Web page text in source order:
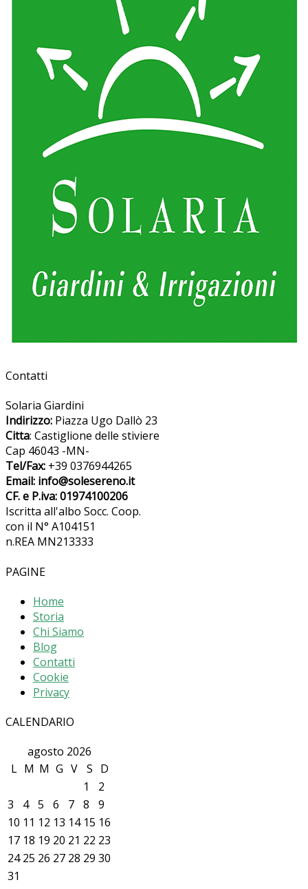
Contatti
Solaria Giardini
Indirizzo: Piazza Ugo Dallò 23
Citta: Castiglione delle stiviere
Cap 46043 -MN-
Tel/Fax: +39 0376944265
Email: info@solesereno.it
CF. e P.iva: 01974100206
Iscritta all'albo Socc. Coop.
con il N° A104151
n.REA MN213333
PAGINE
Home
Storia
Chi Siamo
Blog
Contatti
Cookie
Privacy
CALENDARIO
agosto 2026
L M M G V S D
1
2
3
4 5 6 7 8
9
10 11 12 13 14 15 16
17 18 19 20 21 22 23
24 25 26 27 28 29 30
31